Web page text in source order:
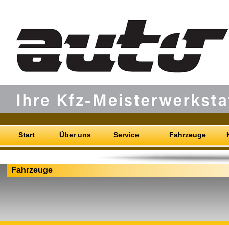
Start Über uns Service Fahrzeuge
Fahrzeuge